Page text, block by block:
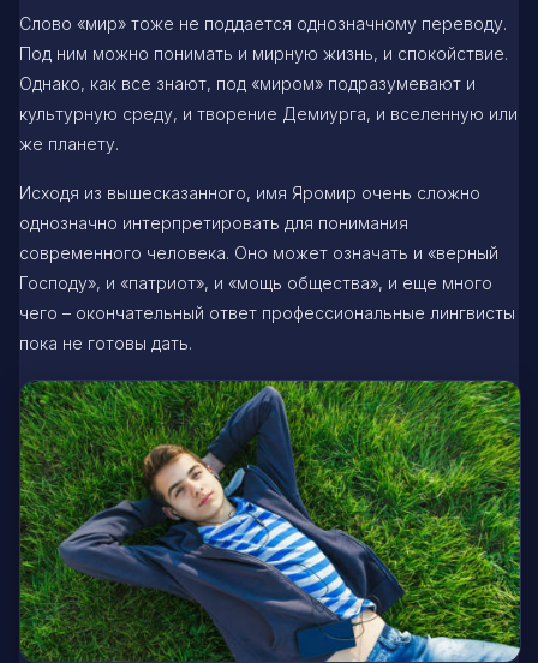
Слово «мир» тоже не поддается однозначному переводу.
Под ним можно понимать и мирную жизнь, и спокойствие.
Однако, как все знают, под «миром» подразумевают и
культурную среду, и творение Демиурга, и вселенную или
же планету.
Исходя из вышесказанного, имя Яромир очень сложно
однозначно интерпретировать для понимания
современного человека. Оно может означать и «верный
Господу», и «патриот», и «мощь общества», и еще много
чего – окончательный ответ профессиональные лингвисты
пока не готовы дать.